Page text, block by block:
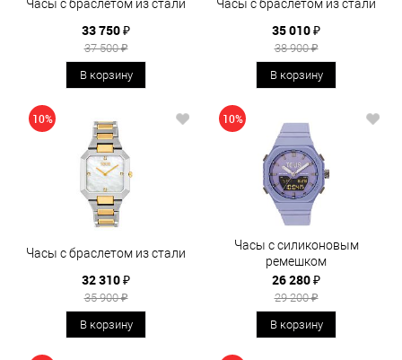
Часы с браслетом из стали
33 750 ₽
37 500 ₽
В корзину
Часы с браслетом из стали
35 010 ₽
38 900 ₽
В корзину
10%
Часы с браслетом из стали
32 310 ₽
35 900 ₽
В корзину
10%
Часы с силиконовым
ремешком
26 280 ₽
29 200 ₽
В корзину